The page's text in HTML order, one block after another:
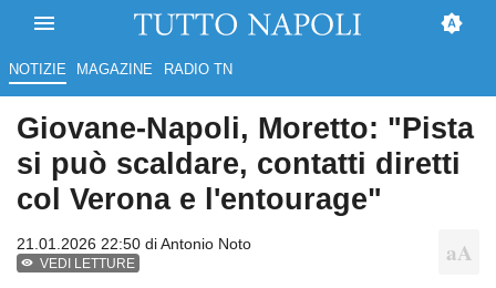
NOTIZIE MAGAZINE RADIO TN
Giovane-Napoli, Moretto: "Pista
si può scaldare, contatti diretti
col Verona e l'entourage"
21.01.2026 22:50 diAntonio Noto
VEDI LETTURE